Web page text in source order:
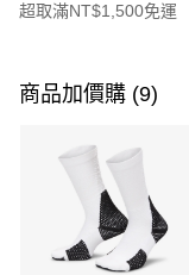
超取滿NT$1,500免運
信用卡一次付款
3 期 0 利率 每期
合作金庫商業銀行
華南商業銀行
上海商業儲蓄銀行
Apple Pay
商品加價購 (9)